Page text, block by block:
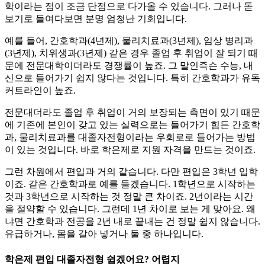
학이라는 점이 조금 단점으로 다가올 수 있습니다. 그러나 돋
보기로 들여다보면 분명 엄청난 기회입니다.
​예를 들어, 간호학과(4년제), 물리치료과(3년제), 임상 병리과
(3년제), 치위생과(3년제) 같은 경우 졸업 후 취업이 잘 되기 때
문에 전문대학이더라도 경쟁률이 높죠. 그 말인즉슨 수능, 내
신으로 들어가기 쉽지 않다는 것입니다. 특히 간호학과가 유독
커트라인이 높죠.
​전문대더라도 졸업 후 취업이 거의 보장되는 측면이 있기 때문
에 기존에 본인이 갖고 있는 실력으로는 들어가기 힘든 간호학
과, 물리치료과를 대졸자전형이라는 우회로로 들어가는 방법
이 있는 것입니다. 바로 학은제로 지원 자격을 만드는 것이죠.
​그런 차원에서 편입과 거의 같습니다. 다만 편입은 3학년 입학
이죠. 같은 간호학과로 예를 들겠습니다. 1학년으로 시작하는
것과 3학년으로 시작하는 것 정말 큰 차이죠. 2년이라는 시간
을 절약할 수 있습니다. 그런데 1년 차이로 보는 게 맞아요. 왜
냐면 간호학과 전공을 2년 내로 끝내는 건 정말 쉽지 않습니다.
유급하거나, 몸을 갈아 넣거나 둘 중 하나입니다.
학은제 편입 대졸자전형 쉽겠어요? 어렵지